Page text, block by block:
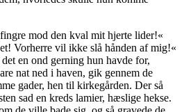
mod den kval mit hjerte lider!«
Vorherre vil ikke slå hånden af mig!«
en ond gerning hun havde for,
nat ned i haven, gik gennem de
gader, hen til kirkegården. Der så
sad en kreds lamier, hæslige hekse.